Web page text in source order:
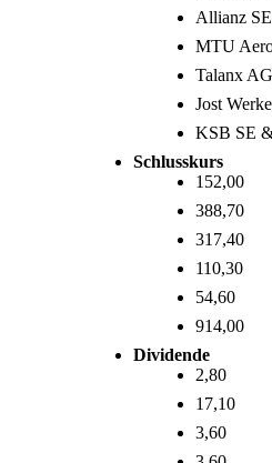
Allianz
MTU
Talanx
Jost
KSB SE
Schlusskurs
152,00
388,70
317,40
110,30
54,60
914,00
Dividende
2,80
17,10
3,60